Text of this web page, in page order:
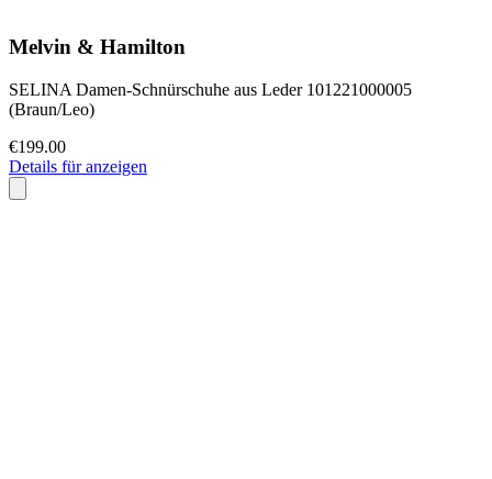
Melvin & Hamilton
SELINA Damen-Schnürschuhe aus Leder 101221000005
(Braun/Leo)
€199.00
Details für anzeigen